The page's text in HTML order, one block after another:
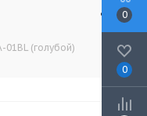
(голубой)
0
0